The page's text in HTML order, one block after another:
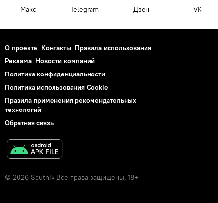
Макс Telegram Дзен VK
О проекте Контакты Правила использования
Реклама Новости компаний
Политика конфиденциальности
Политика использования Cookie
Правила применения рекомендательных
технологий
Обратная связь
© 2026 Sputnik Все права защищены. 18+